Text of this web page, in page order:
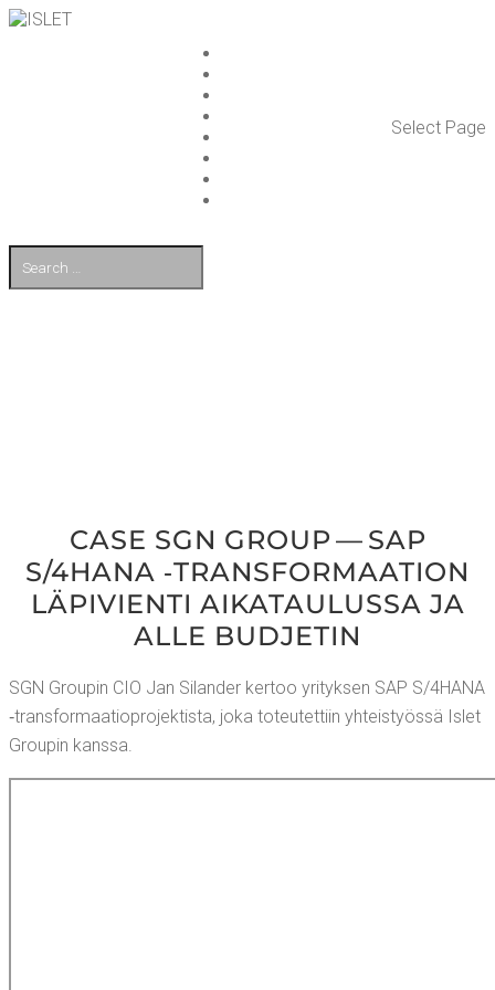
Select Page
CASE SGN GROUP — SAP
S/4HANA ‑TRANS­FOR­MAA­TION
LÄPI­VIEN­TI AIKA­TAU­LUS­SA JA
ALLE BUDJETIN
SGN Grou­pin CIO Jan Silan­der ker­too yri­tyk­sen SAP S/4HANA
‑trans­for­maa­tio­pro­jek­tis­ta, joka toteu­tet­tiin yhteis­työs­sä Islet
Grou­pin kanssa.